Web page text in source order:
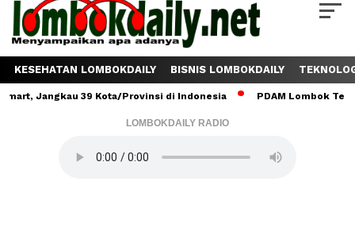
KESEHATAN LOMBOKDAILY BISNIS LOMBOKDAILY
39 Kota/Provinsi di Indonesia PDAM Lombok Tengah
LOMBOKDAILY RADIO